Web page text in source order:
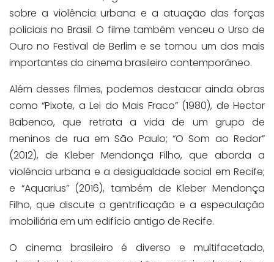
sobre a violência urbana e a atuação das forças
policiais no Brasil. O filme também venceu o Urso de
Ouro no Festival de Berlim e se tornou um dos mais
importantes do cinema brasileiro contemporâneo.
Além desses filmes, podemos destacar ainda obras
como “Pixote, a Lei do Mais Fraco” (1980), de Hector
Babenco, que retrata a vida de um grupo de
meninos de rua em São Paulo; “O Som ao Redor”
(2012), de Kleber Mendonça Filho, que aborda a
violência urbana e a desigualdade social em Recife;
e “Aquarius” (2016), também de Kleber Mendonça
Filho, que discute a gentrificação e a especulação
imobiliária em um edifício antigo de Recife.
O cinema brasileiro é diverso e multifacetado,